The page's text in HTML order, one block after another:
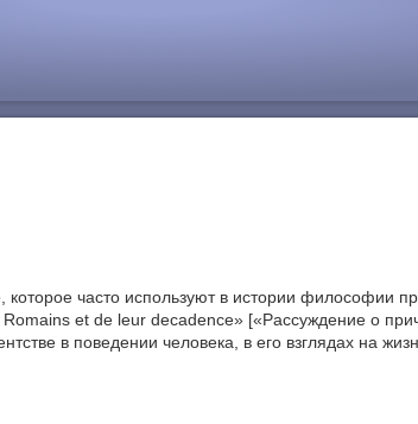
часто используют в истории философии
et de leur decadence» [«Рассуждение о
в поведении человека, в его взглядах на